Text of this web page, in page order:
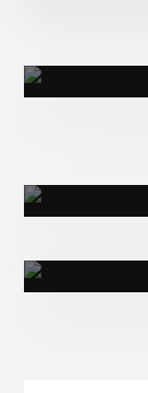
Content